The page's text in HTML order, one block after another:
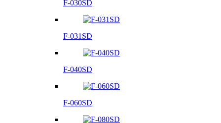
F-030SD
F-031SD
F-040SD
F-060SD